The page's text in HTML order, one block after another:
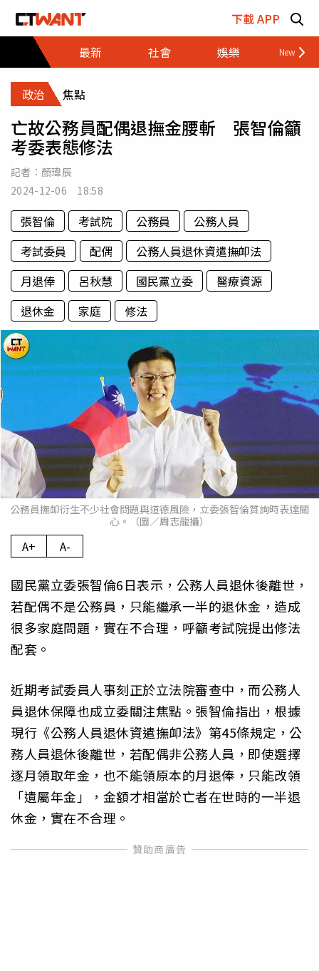
下載 APP
最新
社會 娛樂 財經
政治 焦點
亡故公務員配偶退撫金腰斬 張智倫籲
考委表態修法
記者： 顏瑋辰
2024-12-06 18:58
張智倫 考試院 公務員
公務人員
考試委員
配偶
公務人員退休資遣撫卹法
月退俸
呂秋慧 國民黨立委
醫療資源
退休金
家庭 修法
公務員撫卹衍生不少社會問題與道德風險，立委張智倫質詢時表達關
心。（圖／周志龍攝）
A+ A-
國民黨立委張智倫6日表示，公務人員退休後離世，
若配偶不是公務員，只能繼承一半的退休金，造成
很多家庭問題，實在不合理，呼籲考試院提出修法
配套。
近期考試委員人事刻正於立法院審查中，而公務人
員退休保障也成立委關注焦點。張智倫指出，根據
現行《公務人員退休資遣撫卹法》第45條規定，公
務人員退休後離世，若配偶非公務人員，即使選擇
逐月領取年金，也不能領原本的月退俸，只能改領
「遺屬年金」，金額才相當於亡者在世時的一半退
休金，實在不合理。